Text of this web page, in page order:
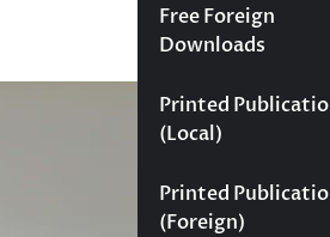
Free Foreign
Downloads
Printed
(Local)
Printed
(Foreign)